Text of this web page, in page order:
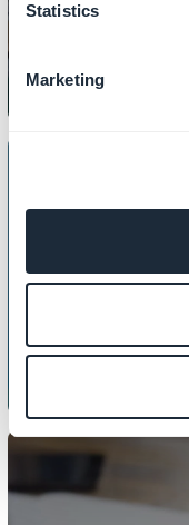
Statistics
Marketing